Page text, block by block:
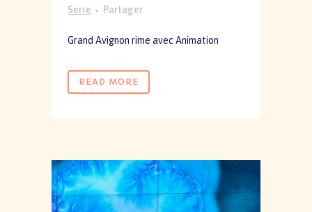
Serre
Partager
Grand Avignon rime avec Animation
READ MORE